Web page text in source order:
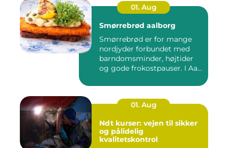
01. Aug
Smørrebrød aalborg
Smørrebrød er for mange
nordjyder forbundet med
barndomsminder, højtider
og gode frokostpauser. I Aa...
01. Aug
Ndt kurser: vejen til sikker
og pålidelig
kvalitetskontrol